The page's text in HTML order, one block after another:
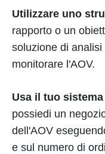
Utilizzare uno
rapporto o un
soluzione di
monitorare l'AOV.
Usa il tuo
possiedi un
dell'AOV
e sul numero di